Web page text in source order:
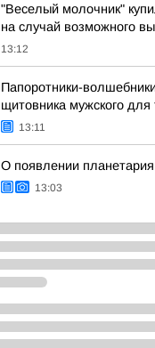
"Веселый молочник"
на случай возможного
13:12
Папоротники-
щитовника мужского для
13:11
О появлении
13:03